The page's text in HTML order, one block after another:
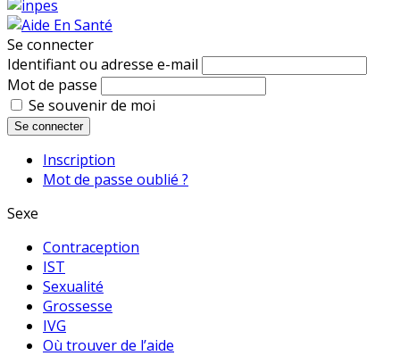
Se connecter
Identifiant ou adresse e-mail
Mot de passe
Se souvenir de moi
Se connecter
Inscription
Mot de passe oublié ?
Sexe
Contraception
IST
Sexualité
Grossesse
IVG
Où trouver de l’aide